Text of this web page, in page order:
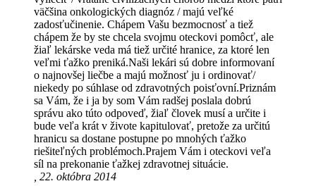
väčšina onkologických diagnóz / majú veľké
zadosťučinenie. Chápem Vašu bezmocnosť a tiež
chápem že by ste chcela svojmu oteckovi pomôcť, ale
žiaľ lekárske veda má tiež určité hranice, za ktoré len
veľmi ťažko preniká.Naši lekári sú dobre informovaní
o najnovšej liečbe a majú možnosť ju i ordinovať/
niekedy po súhlase od zdravotných poisťovní.Priznám
sa Vám, že i ja by som Vám radšej poslala dobrú
správu ako túto odpoveď, žiaľ človek musí a určite i
bude veľa krát v živote kapitulovať, pretože za určitú
hranicu sa dostane postupne po mnohých ťažko
riešiteľných problémoch.Prajem Vám i oteckovi veľa
síl na prekonanie ťažkej zdravotnej situácie.
, 22. októbra 2014